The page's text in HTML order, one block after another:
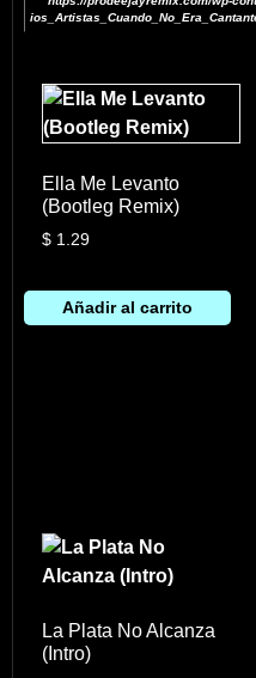
Ella Me Levanto
(Bootleg Remix)
$1.29
Añadir al carrito
La Plata No Alcanza
(Intro)